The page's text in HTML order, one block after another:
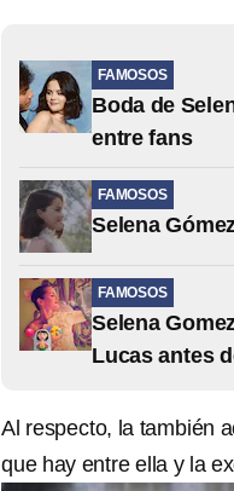
FAMOSOS
Boda de
entre fans
FAMOSOS
Selena
FAMOSOS
Selena
Lucas antes
Al respecto, la también
que hay entre ella y la